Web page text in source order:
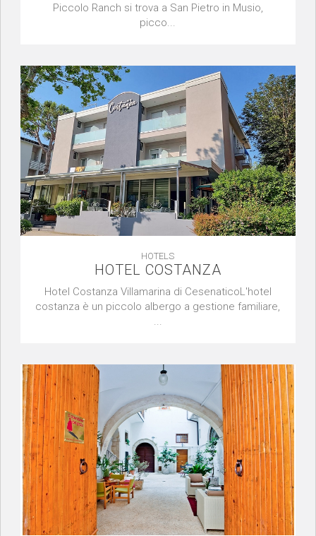
Piccolo Ranch si trova a San Pietro in Musio,
picco...
HOTELS
HOTEL COSTANZA
Hotel Costanza Villamarina di CesenaticoL'hotel
costanza è un piccolo albergo a gestione familiare,
...